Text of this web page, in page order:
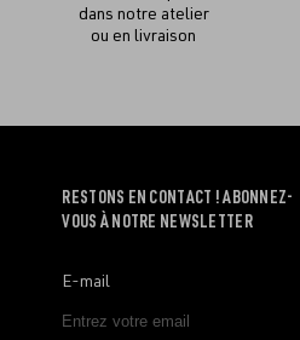
dans notre atelier
ou en livraison
RESTONS EN CONTACT ! ABONNEZ-
VOUS À NOTRE NEWSLETTER
E-mail